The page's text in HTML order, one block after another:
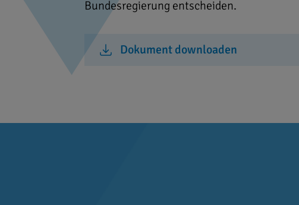
Bundesregierung entscheiden.
Dokument downloaden